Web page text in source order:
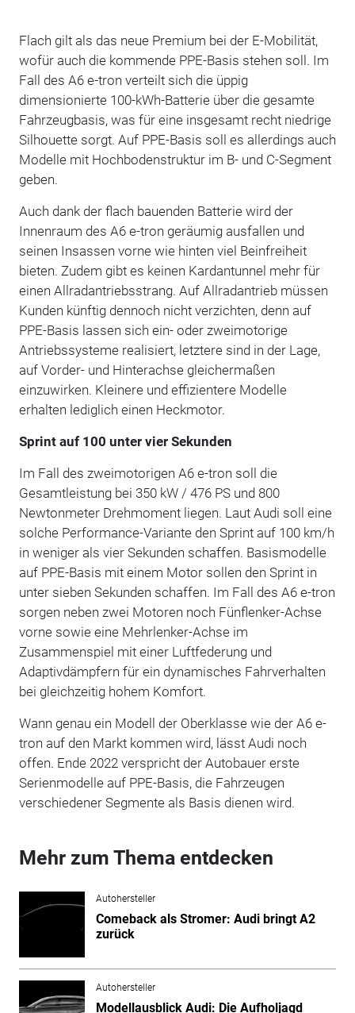
Flach gilt als das neue Premium bei der E-Mobilität,
wofür auch die kommende PPE-Basis stehen soll. Im
Fall des A6 e-tron verteilt sich die üppig
dimensionierte 100-kWh-Batterie über die gesamte
Fahrzeugbasis, was für eine insgesamt recht niedrige
Silhouette sorgt. Auf PPE-Basis soll es allerdings auch
Modelle mit Hochbodenstruktur im B- und C-Segment
geben.
Auch dank der flach bauenden Batterie wird der
Innenraum des A6 e-tron geräumig ausfallen und
seinen Insassen vorne wie hinten viel Beinfreiheit
bieten. Zudem gibt es keinen Kardantunnel mehr für
einen Allradantriebsstrang. Auf Allradantrieb müssen
Kunden künftig dennoch nicht verzichten, denn auf
PPE-Basis lassen sich ein- oder zweimotorige
Antriebssysteme realisiert, letztere sind in der Lage,
auf Vorder- und Hinterachse gleichermaßen
einzuwirken. Kleinere und effizientere Modelle
erhalten lediglich einen Heckmotor.
Sprint auf 100 unter vier Sekunden
Im Fall des zweimotorigen A6 e-tron soll die
Gesamtleistung bei 350 kW / 476 PS und 800
Newtonmeter Drehmoment liegen. Laut Audi soll eine
solche Performance-Variante den Sprint auf 100 km/h
in weniger als vier Sekunden schaffen. Basismodelle
auf PPE-Basis mit einem Motor sollen den Sprint in
unter sieben Sekunden schaffen. Im Fall des A6 e-tron
sorgen neben zwei Motoren noch Fünflenker-Achse
vorne sowie eine Mehrlenker-Achse im
Zusammenspiel mit einer Luftfederung und
Adaptivdämpfern für ein dynamisches Fahrverhalten
bei gleichzeitig hohem Komfort.
Wann genau ein Modell der Oberklasse wie der A6 e-
tron auf den Markt kommen wird, lässt Audi noch
offen. Ende 2022 verspricht der Autobauer erste
Serienmodelle auf PPE-Basis, die Fahrzeugen
verschiedener Segmente als Basis dienen wird.
Mehr zum Thema entdecken
Autohersteller
Comeback als Stromer: Audi bringt A2
zurück
Autohersteller
Modellausblick Audi: Die Aufholjagd